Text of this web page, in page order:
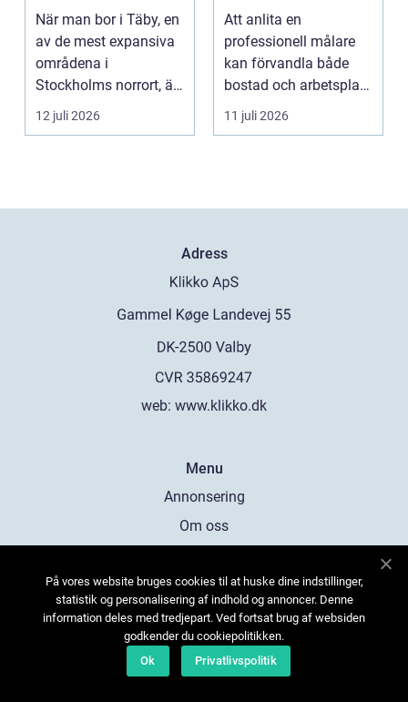
norrort
När man bor i Täby, en
av de mest expansiva
områdena i
Stockholms norrort, är
b...
12 juli 2026
hem och företag
Att anlita en
professionell målare
kan förvandla både
bostad och arbetsplats
på kort tid. Färger, yt...
11 juli 2026
Adress
web: www.klikko.dk
Menu
Annonsering
Om oss
Kontakta oss
Sitemap
På vores website bruges cookies til at huske dine indstillinger,
statistik og personalisering af indhold og annoncer. Denne
information deles med tredjepart. Ved fortsat brug af websiden
godkender du cookiepolitikken.
Ok
Privatlivspolitik